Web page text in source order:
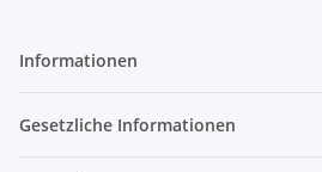
Informationen
Gesetzliche Informationen